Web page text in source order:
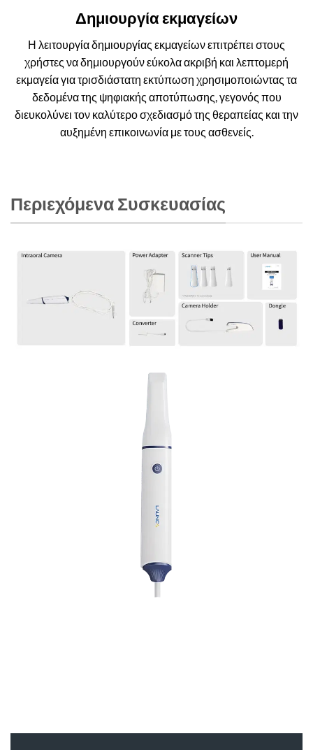
Δημιουργία εκμαγείων
Η λειτουργία δημιουργίας εκμαγείων επιτρέπει στους
χρήστες να δημιουργούν εύκολα ακριβή και λεπτομερή
εκμαγεία για τρισδιάστατη εκτύπωση χρησιμοποιώντας τα
δεδομένα της ψηφιακής αποτύπωσης, γεγονός που
διευκολύνει τον καλύτερο σχεδιασμό της θεραπείας και την
αυξημένη επικοινωνία με τους ασθενείς.
Περιεχόμενα Συσκευασίας